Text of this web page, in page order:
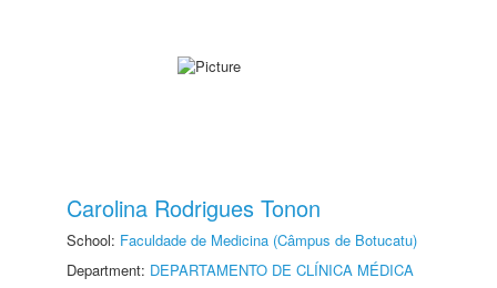
Carolina Rodrigues Tonon
School: Faculdade de Medicina (Câmpus de Botucatu)
Department: DEPARTAMENTO DE CLÍNICA MÉDICA